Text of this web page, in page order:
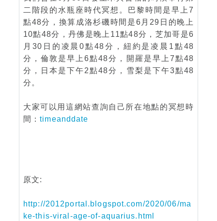
二階段的水瓶座時代冥想。巴黎時間是早上7
點48分，換算成洛杉磯時間是6月29日的晚上
10點48分，丹佛是晚上11點48分，芝加哥是6
月30日的凌晨0點48分，紐約是凌晨1點48
分，倫敦是早上6點48分，開羅是早上7點48
分，日本是下午2點48分，雪梨是下午3點48
分。
大家可以用這網站查詢自己所在地點的冥想時
間：timeanddate
原文:
http://2012portal.blogspot.com/2020/06/ma
ke-this-viral-age-of-aquarius.html